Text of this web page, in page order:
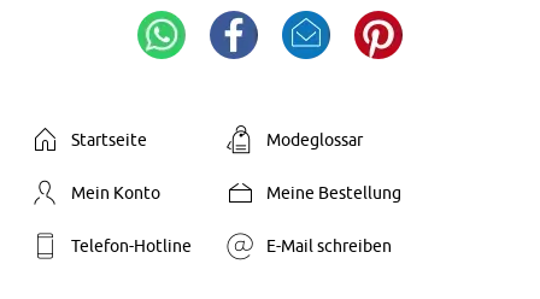
Startseite Modeglossar
Mein Konto Meine Bestellung
Telefon-Hotline E-Mail schreiben